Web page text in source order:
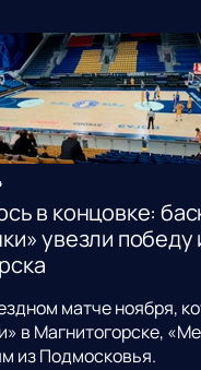
в концовке:
увезли победу
матче ноября,
в Магнитогорске,
из Подмосковья.